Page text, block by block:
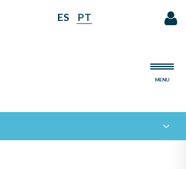
ES PT
MENU